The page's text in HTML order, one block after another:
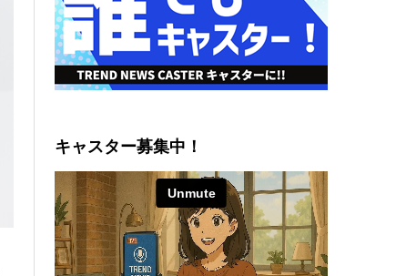
キャスター募集中！